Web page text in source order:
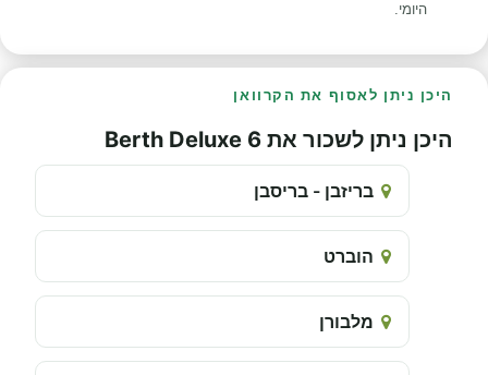
היומי.
היכן ניתן לאסוף את הקרוואן
היכן ניתן לשכור את 6 Berth Deluxe
בריזבן - בריסבן
הוברט
מלבורן